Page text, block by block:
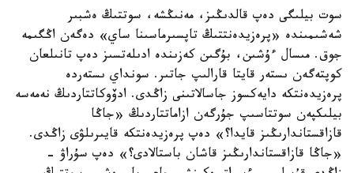
سوت بيلىگى دەپ قالدىڭىز، مەنىڭشە، سوتتىڭ ەشبىر
شەشىمىندە «پرەزيدەنتتىڭ تاپسىرماسىنا ساي» دەگەن اڭگىمە
جوق. مىسال ءۇشىن، بۇگىن كەزىندە ادىلەتسىز دەپ تانىلعان
كوپتەگەن ىستەر قايتا قارالىپ جاتىر. سونداي ىستەردە
پرەزيدەنتكە دايەكسوز جاسالاتىنى زاڭدى. ادۆوكاتتاردىڭ نەمەسە
بيلىكپەن سوتتاسىپ جۇرگەن ازاماتتاردىڭ «جاڭا
قازاقستاندارىڭىز قايدا؟» دەپ پرەزيدەنتكە قايىرىلۋى زاڭدى.
«جاڭا قازاقستاندارىڭىز قاشان باستالادى؟» دەپ سۇراۋ -